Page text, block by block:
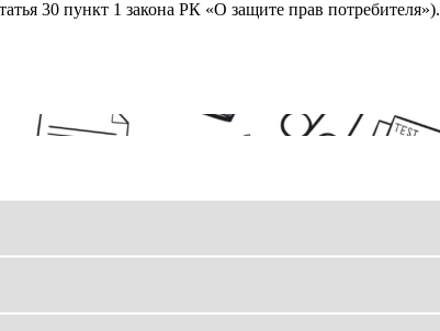
30 пункт 1 закона РК «О защите прав потребителя»).